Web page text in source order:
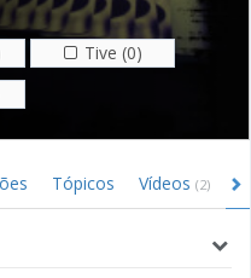
Tive (0)
Tópicos Vídeos (2)